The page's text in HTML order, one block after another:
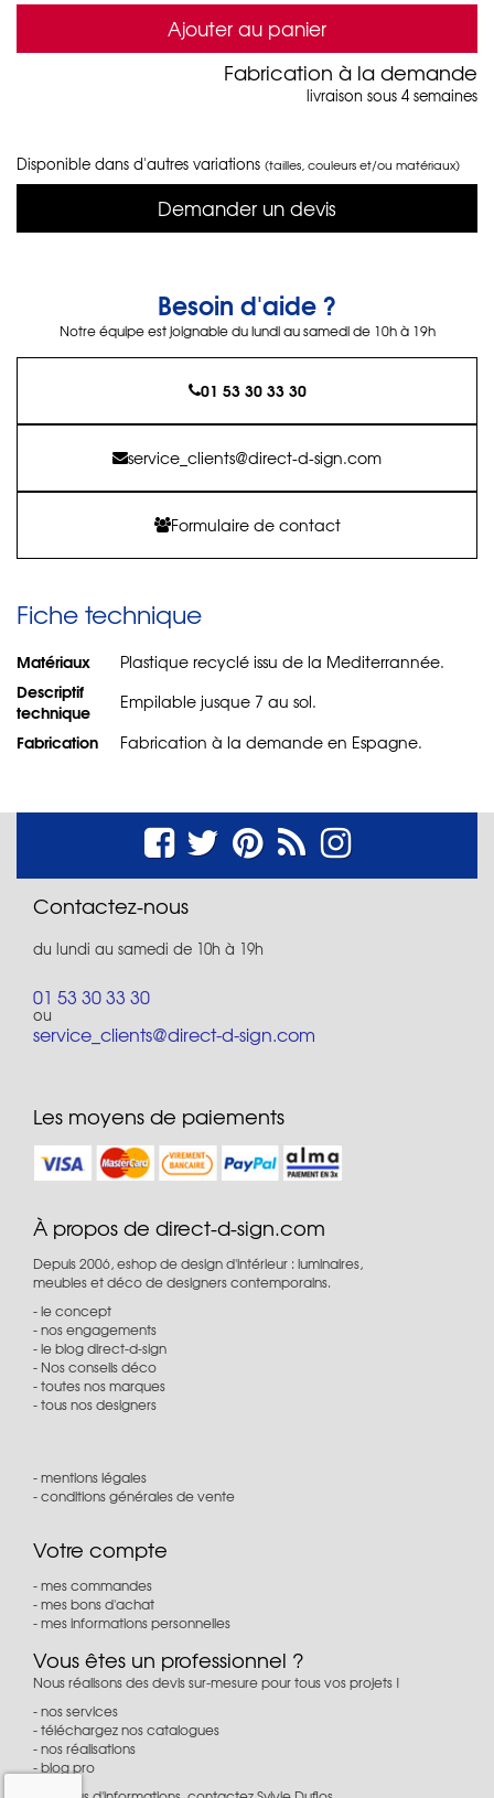
Ajouter au panier
Fabrication à la demande
livraison sous 4 semaines
Disponible dans d'autres variations (tailles, couleurs et/ou matériaux)
Demander un devis
Besoin d'aide ?
Notre équipe est joignable du lundi au samedi de 10h à 19h
01 53 30 33 30
service_clients@direct-d-sign.com
Formulaire de contact
Fiche technique
Matériaux Plastique recyclé issu de la Mediterrannée.
Descriptif
technique
Empilable jusque 7 au sol.
Fabrication Fabrication à la demande en Espagne.
Contactez-nous
du lundi au samedi de 10h à 19h
01 53 30 33 30
ou
service_clients@direct-d-sign.com
Les moyens de paiements
À propos de direct-d-sign.com
Depuis 2006, eshop de design d'intérieur : luminaires,
meubles et déco de designers contemporains.
le concept
nos engagements
le blog direct-d-sign
Nos conseils déco
toutes nos marques
tous nos designers
mentions légales
conditions générales de vente
Votre compte
mes commandes
mes bons d'achat
mes informations personnelles
Vous êtes un professionnel ?
Nous réalisons des devis sur-mesure pour tous vos projets !
nos services
téléchargez nos catalogues
nos réalisations
blog pro